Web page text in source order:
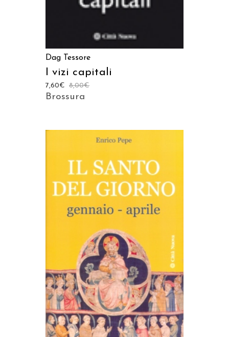
Dag Tessore
I vizi capitali
8,00€
7,60€
Brossura
AGGIUNGI AL CARRELLO